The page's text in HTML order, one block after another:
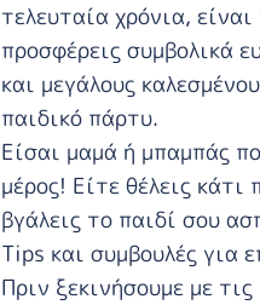
τελευταία χρόνια,
προσφέρεις συμβολικά
και μεγάλους
παιδικό πάρτυ.
Είσαι μαμά ή μπαμπάς
μέρος! Είτε θέλεις
βγάλεις το παιδί σου
Tips και συμβουλές για
Πριν ξεκινήσουμε με